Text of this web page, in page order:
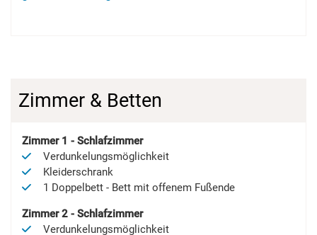
Zimmer & Betten
Zimmer 1 - Schlafzimmer
Verdunkelungsmöglichkeit
Kleiderschrank
1 Doppelbett - Bett mit offenem Fußende
Zimmer 2 - Schlafzimmer
Verdunkelungsmöglichkeit